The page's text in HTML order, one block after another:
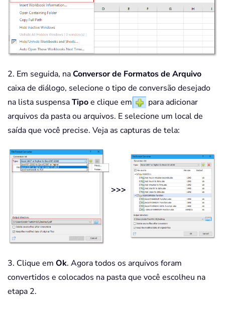
2. Em seguida, naConversor de Formatos de Arquivo
caixa de diálogo, selecione o tipo de conversão desejado
na lista suspensaTipoe clique em
para adicionar
arquivos da pasta ou arquivos. E selecione um local de
saída que você precise. Veja as capturas de tela:
>>>
3. Clique em Ok. Agora todos os arquivos foram
convertidos e colocados na pasta que você escolheu na
etapa 2.